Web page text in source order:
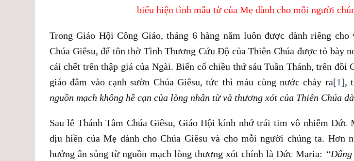
biểu hiện tình mẫu tử của Mẹ dành cho mỗi người
Trong Giáo Hội Công Giáo, tháng 6 hàng năm luôn được dành riêng cho
Chúa Giêsu, để tôn thờ Tình Thương Cứu Độ của Thiên Chúa được tỏ bày
cái chết trên thập giá của Ngài. Biến cố chiều thứ sáu Tuần Thánh, trên
giáo đâm vào cạnh sườn Chúa Giêsu, tức thì máu cùng nước chảy ra[1],
nguồn mạch không hề cạn của lòng nhân từ và thương xót của Thiên Chúa
Sau lễ Thánh Tâm Chúa Giêsu, Giáo Hội kính nhớ trái tim vô nhiễm Đức
dịu hiền của Mẹ dành cho Chúa Giêsu và cho mỗi người chúng ta. Hơn
hưởng ân sủng từ nguồn mạch lòng thương xót chính là Đức Maria: